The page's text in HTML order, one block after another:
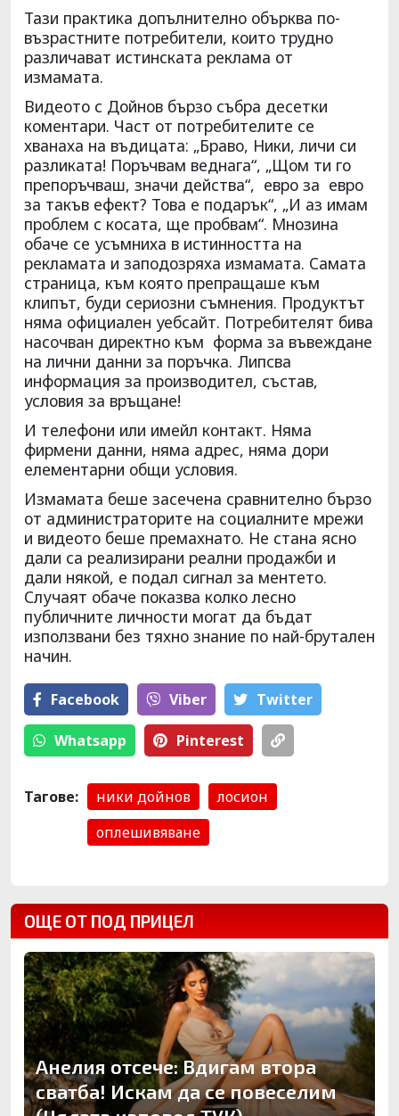
Тази практика допълнително обърква по-
възрастните потребители, които трудно
различават истинската реклама от
измамата.
Видеото с Дойнов бързо събра десетки
коментари. Част от потребителите се
хванаха на въдицата: „Браво, Ники, личи си
разликата! Поръчвам веднага“, „Щом ти го
препоръчваш, значи действа“, евро за евро
за такъв ефект? Това е подарък“, „И аз имам
проблем с косата, ще пробвам“. Мнозина
обаче се усъмниха в истинността на
рекламата и заподозряха измамата. Самата
страница, към която препращаше към
клипът, буди сериозни съмнения. Продуктът
няма официален уебсайт. Потребителят бива
насочван директно към форма за въвеждане
на лични данни за поръчка. Липсва
информация за производител, състав,
условия за връщане!
И телефони или имейл контакт. Няма
фирмени данни, няма адрес, няма дори
елементарни общи условия.
Измамата беше засечена сравнително бързо
от администраторите на социалните мрежи
и видеото беше премахнато. Не стана ясно
дали са реализирани реални продажби и
дали някой, е подал сигнал за ментето.
Случаят обаче показва колко лесно
публичните личности могат да бъдат
използвани без тяхно знание по най-брутален
начин.
Facebook Viber Тwitter
Whatsapp Pinterest
Тагове: ники дойнов
лосион
оплешивяване
ОЩЕ ОТ ПОД ПРИЦЕЛ
Анелия отсече: Вдигам втора
сватба! Искам да се повеселим